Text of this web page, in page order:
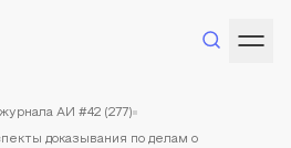
АИ #42 (277)
доказывания по делам о